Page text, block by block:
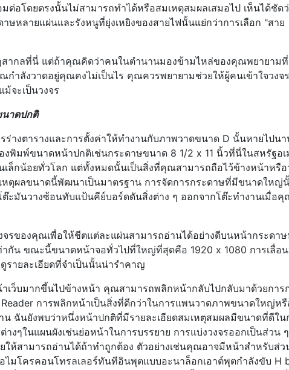
ต่อโดยตรงนั้นไม่สามารถทำได้หรือสมเหตุสมผลเสมอไป เห็นได้ชัด
ษหลายแผ่นและรังหนูที่ยุ่งเหยิงของสายไฟนั้นแย่กว่าการเลือก "สาย
สากลที่นี่ แต่ถ้าคุณคิดว่าคนในตำนานมองข้ามไหล่ของคุณพยายามที่
กำลังวาดอยู่คุณคงไม่เป็นไร คุณควรพยายามช่วยให้ผู้คนเข้าใจวงจ
ม้จะเป็นวงจร
าดปกติ
ร่างตารางและการตั้งค่าให้ทำงานกับภาพวาดขนาด D นั้นหายไปน
งพิมพ์ขนาดหน้าปกติเช่นกระดาษขนาด 8 1/2 x 11 นิ้วที่นี่ในสหรัฐอเ
ล็กน้อยทั่วโลก แต่ทั้งหมดนั้นเป็นสิ่งที่คุณสามารถถือไว้ข้างหน้าหรือ
หตุผลขนาดนี้พัฒนาเป็นมาตรฐาน การจัดการกระดาษที่มีขนาดใหญ่
ต๊ะมันวางซ้อนทับแป้นคีย์บอร์ดดันสิ่งต่าง ๆ ออกจากโต๊ะทำงานเมื่อ
จรของคุณเพื่อให้ชีตแต่ละแผ่นสามารถอ่านได้อย่างดีบนหน้ากระดา
กัน ขณะนี้ขนาดหน้าจอทั่วไปที่ใหญ่ที่สุดคือ 1920 x 1080 การเลื่อ
รายละเอียดที่จำเป็นนั้นน่ารำคาญ
เว็บมากขึ้นไปข้างหน้า คุณสามารถพลิกหน้ากลับไปกลับมาด้วยการ
Reader การพลิกหน้าเป็นสิ่งที่ดีกว่าในการแพนวาดภาพขนาดใหญ่หรื
น ฉันยังพบว่าหนึ่งหน้าปกติที่มีรายละเอียดสมเหตุสมผลมีขนาดที่ดีใน
างๆในแผนผังเช่นย่อหน้าในการบรรยาย การแบ่งวงจรออกเป็นส่วน
ให้สามารถอ่านได้ถ้าทำถูกต้อง ตัวอย่างเช่นคุณอาจมีหน้าสำหรับส่ว
ไมโครคอนโทรลเลอร์ทันทีอินพุตแบบอะนาล็อกเอาต์พุตกำลังขับ H